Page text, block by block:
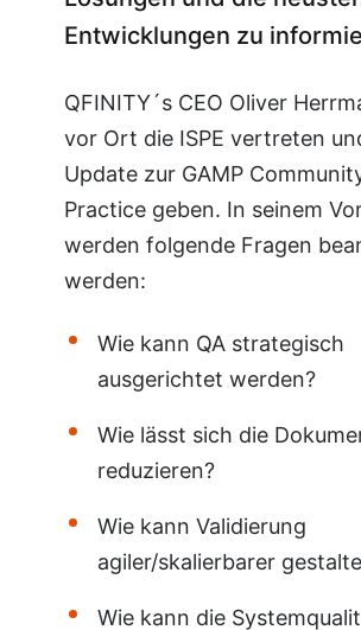
Entwicklungen zu
QFINITY´s CEO Oliver
vor Ort die ISPE vertreten
Update zur GAMP
Practice geben. In seinem
werden folgende Fragen
werden:
Wie kann QA strategisch
ausgerichtet werden?
Wie lässt sich die
reduzieren?
Wie kann Validierung
agiler/skalierbarer
Wie kann die